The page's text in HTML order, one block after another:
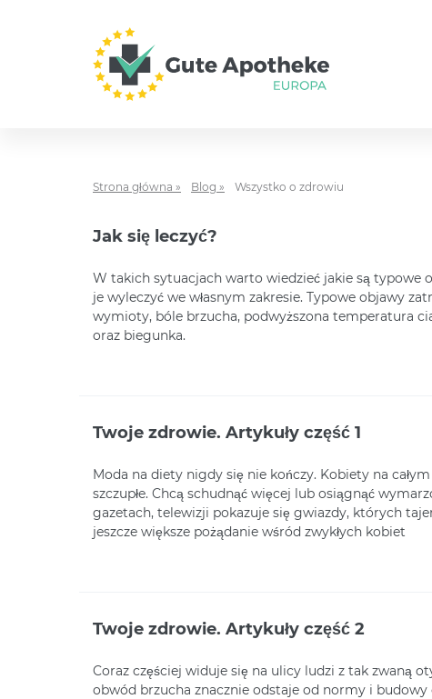
Strona główna » Blog » Wszystko o zdrowiu
Jak się leczyć?
W takich sytuacjach warto wiedzieć jakie są typowe
je wyleczyć we własnym zakresie. Typowe objawy
wymioty, bóle brzucha, podwyższona temperatura
oraz biegunka.
Twoje zdrowie. Artykuły część 1
Moda na diety nigdy się nie kończy. Kobiety na
szczupłe. Chcą schudnąć więcej lub osiągnąć
gazetach, telewizji pokazuje się gwiazdy, których
jeszcze większe pożądanie wśród zwykłych kobiet
Twoje zdrowie. Artykuły część 2
Coraz częściej widuje się na ulicy ludzi z tak zwaną
obwód brzucha znacznie odstaje od normy i budowy